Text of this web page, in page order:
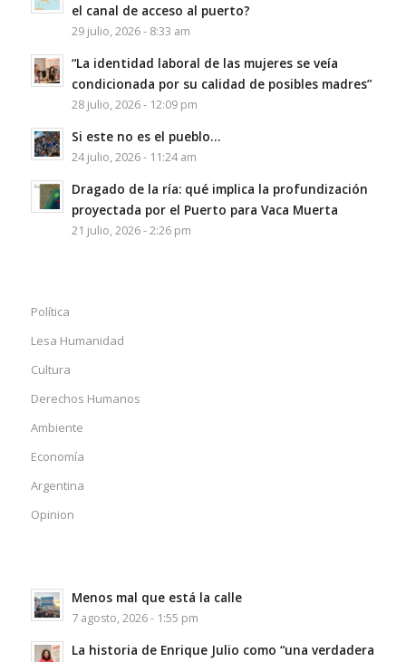
el canal de acceso al puerto?
29 julio, 2026 - 8:33 am
“La identidad laboral de las mujeres se veía
condicionada por su calidad de posibles madres”
28 julio, 2026 - 12:09 pm
Si este no es el pueblo…
24 julio, 2026 - 11:24 am
Dragado de la ría: qué implica la profundización
proyectada por el Puerto para Vaca Muerta
21 julio, 2026 - 2:26 pm
Política
Lesa Humanidad
Cultura
Derechos Humanos
Ambiente
Economía
Argentina
Opinion
Menos mal que está la calle
7 agosto, 2026 - 1:55 pm
La historia de Enrique Julio como “una verdadera